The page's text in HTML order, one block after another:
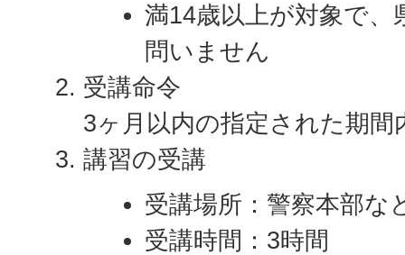
満14歳以上が対象で、
問いません
受講命令
3ヶ月以内の指定された期間
講習の受講
受講場所：警察本部な
受講時間：3時間